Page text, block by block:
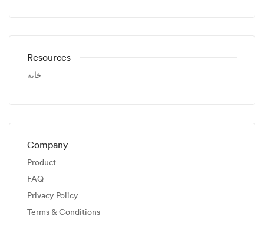
Resources
خانه
Company
Product
FAQ
Privacy Policy
Terms & Conditions